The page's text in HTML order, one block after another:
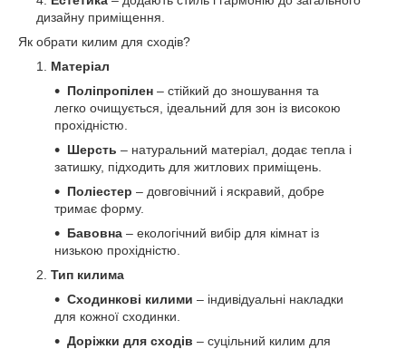
дизайну приміщення.
Як обрати килим для сходів?
Матеріал
Поліпропілен – стійкий до зношування та
легко очищується, ідеальний для зон із високою
прохідністю.
Шерсть – натуральний матеріал, додає тепла і
затишку, підходить для житлових приміщень.
Поліестер – довговічний і яскравий, добре
тримає форму.
Бавовна – екологічний вибір для кімнат із
низькою прохідністю.
Тип килима
Сходинкові килими – індивідуальні накладки
для кожної сходинки.
Доріжки для сходів – суцільний килим для